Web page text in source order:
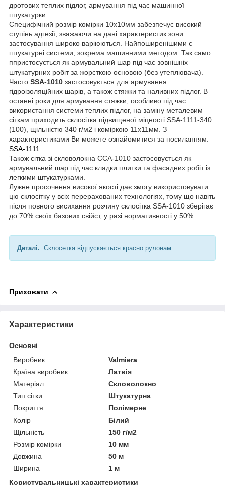
дротових теплих підлог, армування під час машинної
штукатурки.
Специфічний розмір комірки 10х10мм забезпечує високий
ступінь адгезії, зважаючи на дані характеристик зони
застосування широко варіюються. Найпоширенішими є
штукатурні системи, зокрема машинними методом. Так само
ппристосується як армувальний шар під час зовнішніх
штукатурних робіт за жорсткою основою (без утеплювача).
Часто SSA-1010 застосовується для армування
гідроізоляційних шарів, а також стяжки та наливних підлог. В
останні роки для армування стяжки, особливо під час
використання системи теплих підлог, на заміну металевим
сіткам приходить склосітка підвищеної міцності SSA-1111-340
(100), щільністю 340 г/м2 і коміркою 11х11мм. З
характеристиками Ви можете ознайомитися за посиланням:
SSA-1111
Також сітка зі скловолокна ССА-1010 застосовується як
армувальний шар під час кладки плитки та фасадних робіт із
легкими штукатурками.
Лужне просочення високої якості дає змогу використовувати
цю склосітку у всіх перерахованих технологіях, тому що навіть
після повного висихання розчину склосітка SSA-1010 зберігає
до 70% своїх базових свійст, у разі нормативності у 50%.
Деталі. Склосетка відпускається красно рулонам.
Приховати
Характеристики
Основні
Виробник
Valmiera
Країна виробник
Латвія
Матеріал
Скловолокно
Тип сітки
Штукатурна
Покриття
Полімерне
Колір
Білий
Щільність
150 г/м2
Розмір комірки
10 мм
Довжина
50 м
Ширина
1 м
Користувальницькі характеристики